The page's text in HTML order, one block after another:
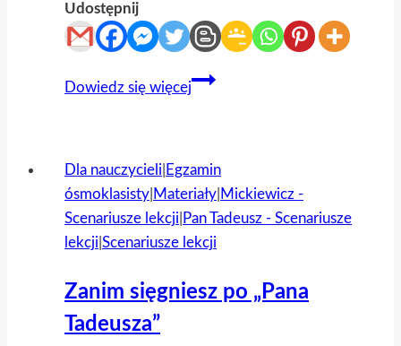
Udostępnij
Dowiedz się więcej
Pieśń
roście
–
arkusz
interaktywny
Dla nauczycieli Egzamin
ósmoklasisty Materiały Mickiewicz -
Scenariusze lekcji Pan Tadeusz - Scenariusze
lekcji Scenariusze lekcji
Zanim sięgniesz po „Pana
Tadeusza”